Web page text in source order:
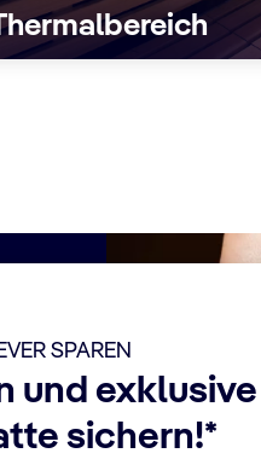
SPAREN
und exklusive
sichern!*